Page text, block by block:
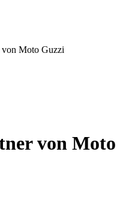
von Moto Guzzi
von Moto